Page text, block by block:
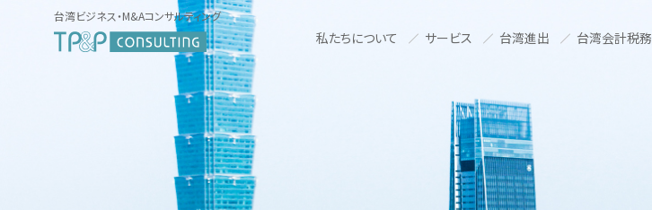
台湾ビジネス・M&Aコンサルティング
私たちについて サービス 台湾進出 台湾会計税務